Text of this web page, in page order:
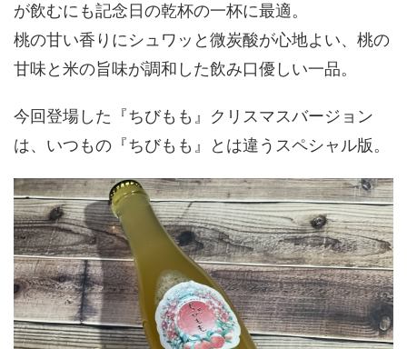
が飲むにも記念日の乾杯の一杯に最適。
桃の甘い香りにシュワッと微炭酸が心地よい、桃の
甘味と米の旨味が調和した飲み口優しい一品。
今回登場した『ちびもも』クリスマスバージョン
は、いつもの『ちびもも』とは違うスペシャル版。